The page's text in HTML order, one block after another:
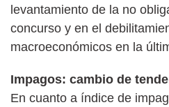
levantamiento de la no
concurso y en el
macroeconómicos en la
Impagos: cambio de
En cuanto a índice de